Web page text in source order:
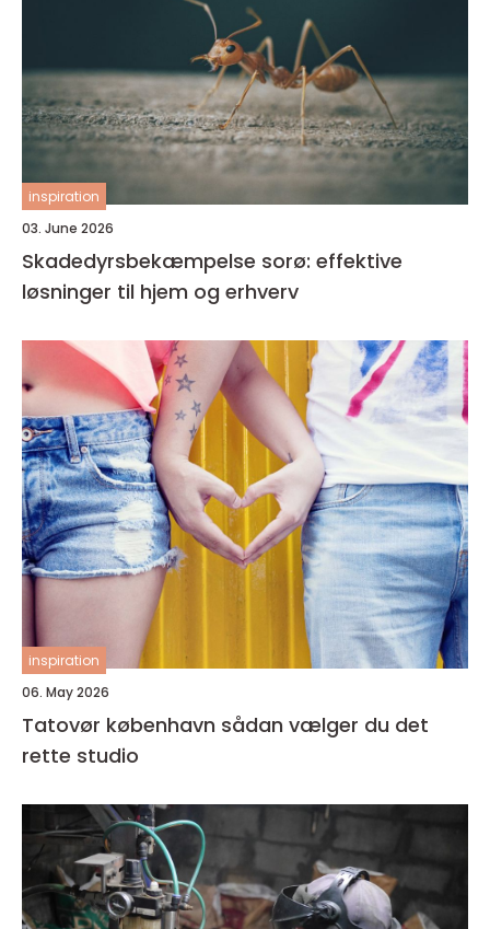
inspiration
03. June 2026
Skadedyrsbekæmpelse sorø: effektive
løsninger til hjem og erhverv
inspiration
06. May 2026
Tatovør københavn sådan vælger du det
rette studio